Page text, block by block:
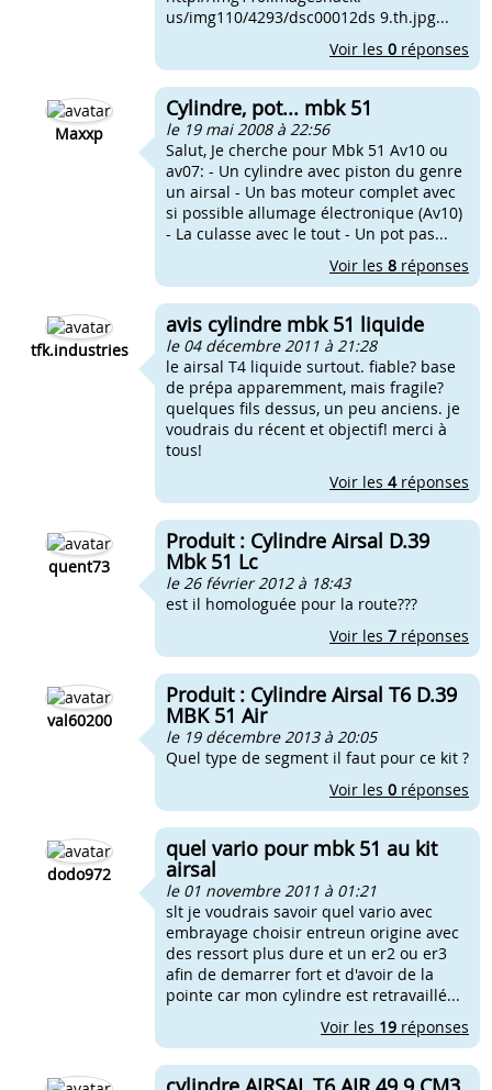
us/img110/4293/dsc00012ds 9.th.jpg...
Voir les 0 réponses
Maxxp
Cylindre, pot... mbk 51
le 19 mai 2008 à 22:56
Salut, Je cherche pour Mbk 51 Av10 ou
av07: - Un cylindre avec piston du genre
un airsal - Un bas moteur complet avec
si possible allumage électronique (Av10)
- La culasse avec le tout - Un pot pas...
Voir les 8 réponses
tfk.industries
avis cylindre mbk 51 liquide
le 04 décembre 2011 à 21:28
le airsal T4 liquide surtout. fiable? base
de prépa apparemment, mais fragile?
quelques fils dessus, un peu anciens. je
voudrais du récent et objectif! merci à
tous!
Voir les 4réponses
quent73
Produit : Cylindre Airsal D.39
Mbk 51 Lc
le 26 février 2012 à 18:43
est il homologuée pour la route???
Voir les 7 réponses
val60200
Produit : Cylindre Airsal T6 D.39
MBK 51 Air
le 19 décembre 2013 à 20:05
Quel type de segment il faut pour ce kit ?
Voir les 0 réponses
dodo972
quel vario pour mbk 51 au kit
airsal
le 01 novembre 2011 à 01:21
slt je voudrais savoir quel vario avec
embrayage choisir entreun origine avec
des ressort plus dure et un er2 ou er3
afin de demarrer fort et d'avoir de la
pointe car mon cylindre est retravaillé...
Voir les 19 réponses